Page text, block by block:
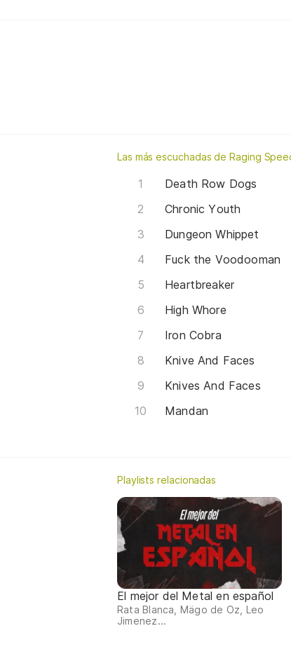
Las más escuchadas de Raging
Death Row Dogs
Chronic Youth
Dungeon Whippet
Fuck the Voodooman
Heartbreaker
High Whore
Iron Cobra
Knive And Faces
Knives And Faces
Mandan
Playlists relacionadas
El mejor del Metal en español
Rata Blanca, Mägo de Oz, Leo
Jimenez...